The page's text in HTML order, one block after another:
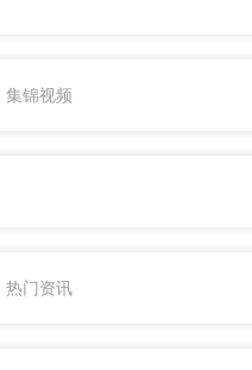
集锦视频
热门资讯